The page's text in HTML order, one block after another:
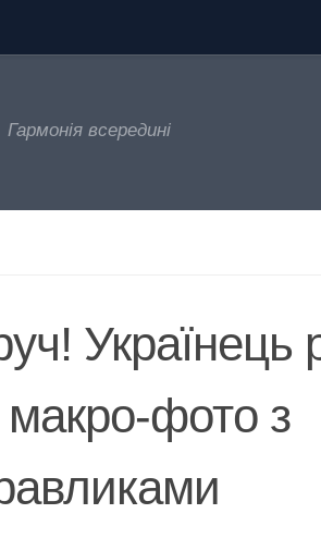
Гармонія всередині
Українець
макро-фото з